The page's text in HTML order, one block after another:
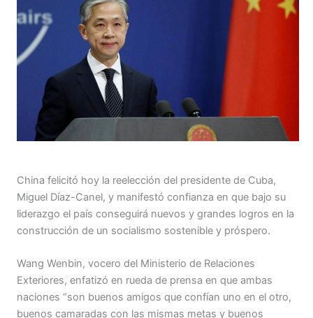
China felicitó hoy la reelección del presidente de Cuba,
Miguel Díaz-Canel, y manifestó confianza en que bajo su
liderazgo el país conseguirá nuevos y grandes logros en la
construcción de un socialismo sostenible y próspero.
Wang Wenbin, vocero del Ministerio de Relaciones
Exteriores, enfatizó en rueda de prensa en que ambas
naciones “son buenos amigos que confían uno en el otro,
buenos camaradas con las mismas metas y buenos